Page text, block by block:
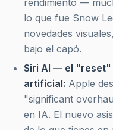
rendimiento —
lo que fue Snow
novedades
bajo el capó.
Siri AI — el "reset"
artificial: Apple
"significant
en IA. El nuevo